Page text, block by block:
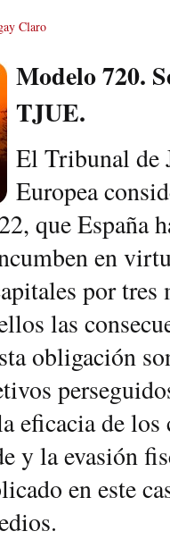
Claro
Modelo 720.
TJUE.
El Tribunal de
Europea
que España
en
por tres
las
obligación
eficacia de
y la evasión
en este